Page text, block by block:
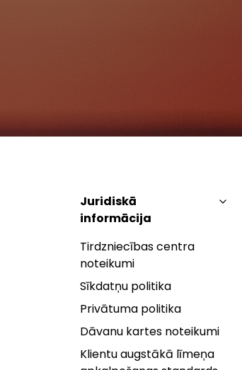
Juridiskā
informācija
Tirdzniecības centra
noteikumi
Sīkdatņu politika
Privātuma politika
Dāvanu kartes noteikumi
Klientu augstākā līmeņa